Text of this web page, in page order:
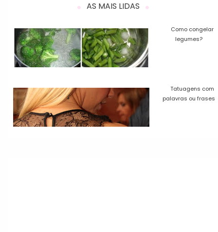
AS MAIS LIDAS
Como congelar
legumes?
Tatuagens com
palavras ou frases